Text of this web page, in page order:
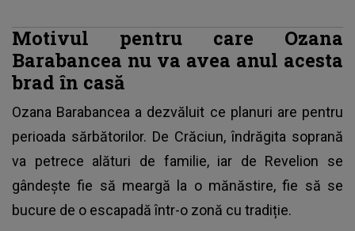
Motivul pentru care Ozana
Barabancea nu va avea anul acesta
brad în casă
Ozana Barabancea a dezvăluit ce planuri are pentru
perioada sărbătorilor. De Crăciun, îndrăgita soprană
va petrece alături de familie, iar de Revelion se
gândește fie să meargă la o mănăstire, fie să se
bucure de o escapadă într-o zonă cu tradiție.